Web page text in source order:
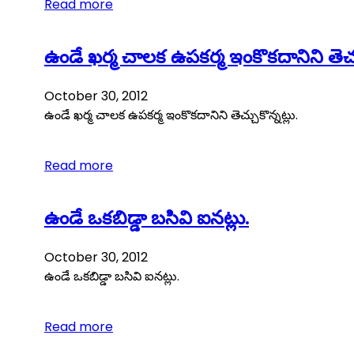
Read more
ఉండే ఖర్మ చాలక ఉపకర్మ ఇంకొకదానిని
October 30, 2012
ఉండే ఖర్మ చాలక ఉపకర్మ ఇంకొకదానిని తెచ్చుకొన్నట్లు.
Read more
ఉండే ఒకబిడ్డా బసివి ఐనట్లు.
October 30, 2012
ఉండే ఒకబిడ్డా బసివి ఐనట్లు.
Read more